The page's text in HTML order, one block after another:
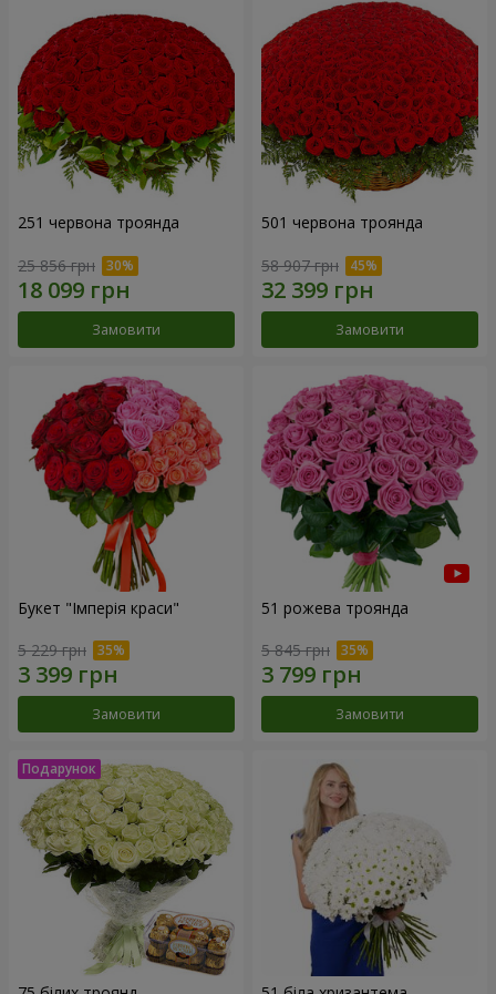
251 червона троянда
25 856 грн
Замовити
501 червона троянда
58 907 грн
Замовити
Букет "Імперія краси"
5 229 грн
Замовити
51 рожева троянда
5 845 грн
Замовити